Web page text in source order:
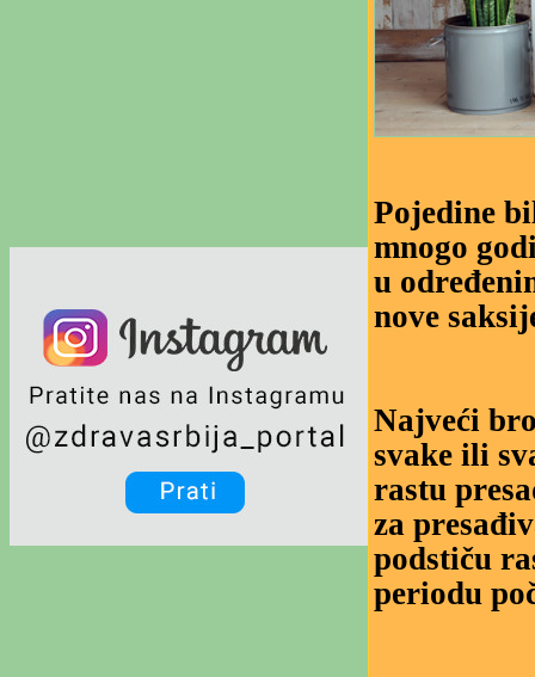
Pojedine
mnogo
u
nove
Najveći
svake ili
rastu
za
podstiču
periodu